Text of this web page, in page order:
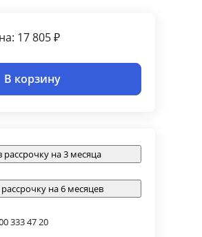
17 805 ₽
В корзину
рассрочку на 3 месяца
на 6 месяцев
333 47 20